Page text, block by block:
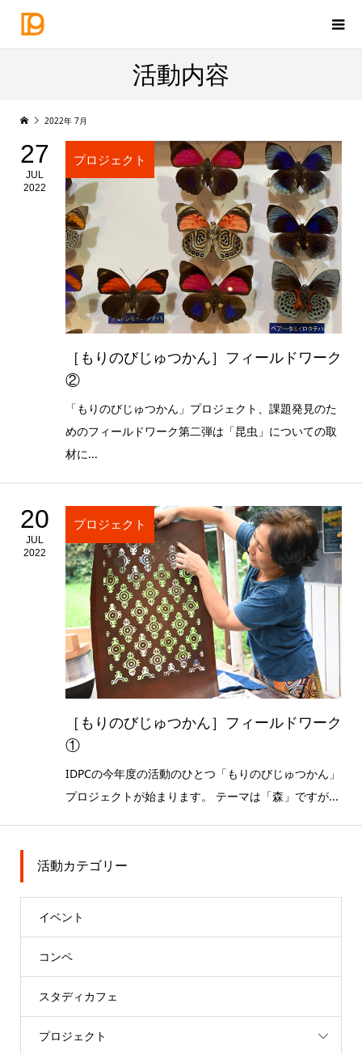
活動内容
2022年 7月
27
JUL
2022
プロジェクト
［もりのびじゅつかん］フィールドワーク
②
「もりのびじゅつかん」プロジェクト、課題発見のた
めのフィールドワーク第二弾は「昆虫」についての取
材に...
20
JUL
2022
プロジェクト
［もりのびじゅつかん］フィールドワーク
①
IDPCの今年度の活動のひとつ「もりのびじゅつかん」
プロジェクトが始まります。 テーマは「森」ですが...
活動カテゴリー
イベント
コンペ
スタディカフェ
プロジェクト